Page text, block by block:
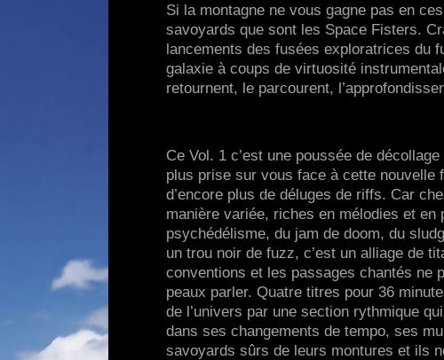
Si la montagne ne vous gagne pas en
savoyards que sont les Space Fisters.
lancements des fusées exploratrices du
galaxie à coups de virtuosité
retournent, le parcourent,
Ce Vol. 1 c’est une poussée de
plus prise sur vous face à cette nouvelle
d’encore plus de déluges de riffs. Car
manière variée, riches en mélodies et en
psychédélisme, du jam de doom, du
un trou noir de fuzz, c’est un alliage de
conventions et les passages chantés ne
peaux parler. Quatre titres pour 36
de l’univers par une section rythmique
dans ses changements de tempo, ses
savoyards sûrs de leurs montures et ils